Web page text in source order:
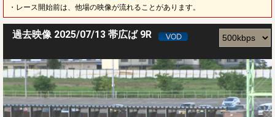
・レース開始前は、他場の映像が流れることがあります。
過去映像 2025/07/13 帯広ば 9R